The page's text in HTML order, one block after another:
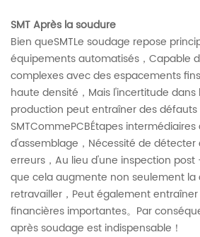
SMT Après la soudure
Bien queSMTLe soudage repose
équipements automatisés，Capable
complexes avec des espacements
haute densité，Mais l'incertitude dans
production peut entraîner des défauts
SMTCommePCBÉtapes intermédiaires
d'assemblage，Nécessité de détecter
erreurs，Au lieu d'une inspection
que cela augmente non seulement la
retravailler，Peut également
financières importantes。Par
après soudage est indispensable！